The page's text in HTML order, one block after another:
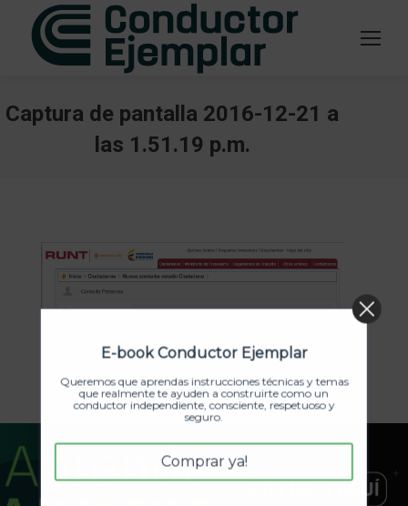
Captura de pantalla 2016-12-21 a
las 1.51.19 p.m.
E-book Conductor Ejemplar
Queremos que aprendas instrucciones técnicas y temas
que realmente te ayuden a construirte como un
conductor independiente, consciente, respetuoso y
seguro.
Comprar ya!